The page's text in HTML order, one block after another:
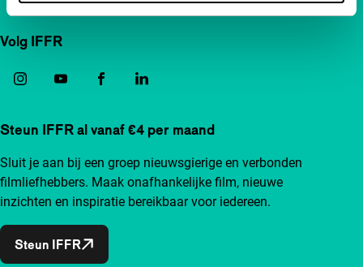
Volg IFFR
Steun IFFR al vanaf €4 per maand
Sluit je aan bij een groep nieuwsgierige en verbonden
filmliefhebbers. Maak onafhankelijke film, nieuwe
inzichten en inspiratie bereikbaar voor iedereen.
Steun IFFR